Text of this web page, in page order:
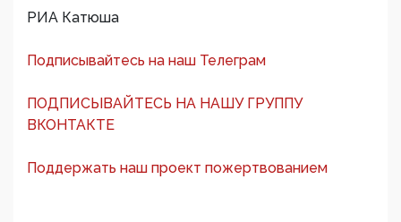
РИА Катюша
Подписывайтесь на наш Телеграм
ПОДПИСЫВАЙТЕСЬ НА НАШУ ГРУППУ
ВКОНТАКТЕ
Поддержать наш проект пожертвованием